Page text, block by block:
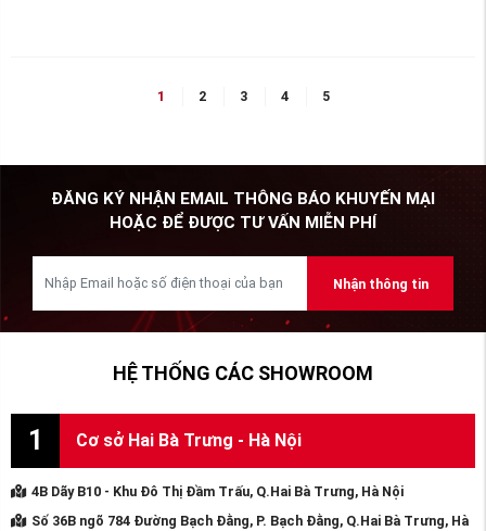
1 2 3 4 5
ĐĂNG KÝ NHẬN EMAIL THÔNG BÁO KHUYẾN MẠI
HOẶC ĐỂ ĐƯỢC TƯ VẤN MIỄN PHÍ
Nhận thông tin
HỆ THỐNG CÁC SHOWROOM
1 Cơ sở Hai Bà Trưng - Hà Nội
4B Dãy B10 - Khu Đô Thị Đầm Trấu, Q.Hai Bà Trưng, Hà Nội
Số 36B ngõ 784 Đường Bạch Đằng, P. Bạch Đằng, Q.Hai Bà Trưng, Hà